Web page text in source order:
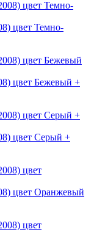
цвет Темно-
цвет Бежевый +
цвет Серый +
цвет Оранжевый